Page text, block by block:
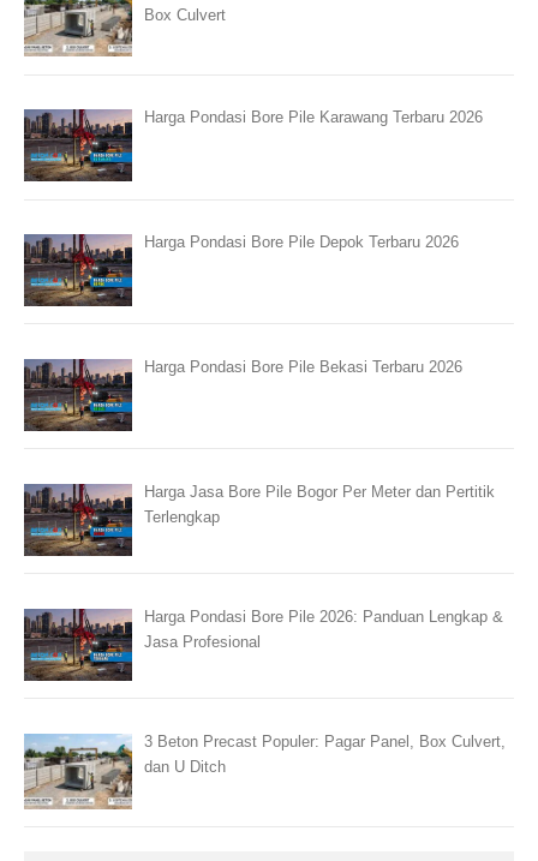
Box Culvert
Harga Pondasi Bore Pile Karawang Terbaru 2026
Harga Pondasi Bore Pile Depok Terbaru 2026
Harga Pondasi Bore Pile Bekasi Terbaru 2026
Harga Jasa Bore Pile Bogor Per Meter dan Pertitik
Terlengkap
Harga Pondasi Bore Pile 2026: Panduan Lengkap &
Jasa Profesional
3 Beton Precast Populer: Pagar Panel, Box Culvert,
dan U Ditch